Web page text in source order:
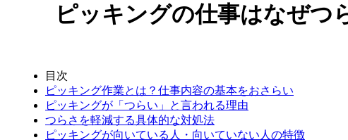
ピッキングの仕事はなぜつ
目次
ピッキング作業とは？仕事内容の基本をおさらい
ピッキングが「つらい」と言われる理由
つらさを軽減する具体的な対処法
ピッキングが向いている人・向いていない人の特徴